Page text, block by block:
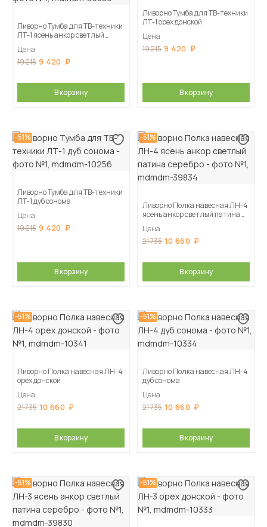
Ливорно Тумба для ТВ-техники
ЛТ-1 ясень анкор светлый
Цена
19 215 9 420
В корзину
Ливорно Тумба для ТВ-техники
ЛТ-1 орех донской
Цена
19 215 9 420
В корзину
-51%
Ливорно Тумба для ТВ-техники
ЛТ-1 дуб сонома
Цена
19 215 9 420
В корзину
-51%
Ливорно Полка навесная ЛН-4
ясень анкор светлый патина
Цена
21 735 10 660
В корзину
-51%
Ливорно Полка навесная ЛН-4
орех донской
Цена
21 735 10 660
В корзину
-51%
Ливорно Полка навесная ЛН-4
дуб сонома
Цена
21 735 10 660
В корзину
-51% -51%